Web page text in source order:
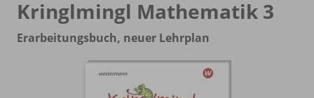
Kringlmingl Mathematik 3
Erarbeitungsbuch, neuer Lehrplan